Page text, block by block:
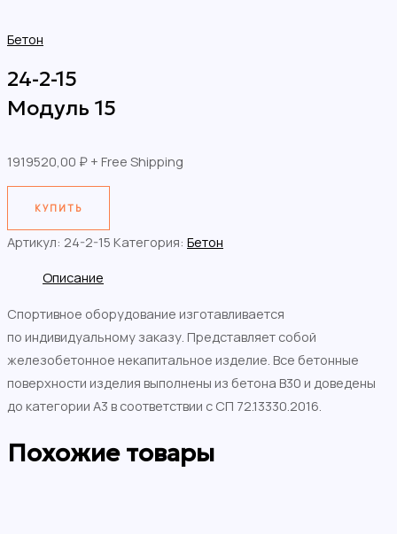
Бетон
24-2-15
Модуль 15
1919520,00 ₽ + Free Shipping
КУПИТЬ
Артикул: 24-2-15 Категория: Бетон
Описание
Спортивное оборудование изготавливается
по индивидуальному заказу. Представляет собой
железобетонное некапитальное изделие. Все бетонные
поверхности изделия выполнены из бетона В30 и доведены
до категории А3 в соответствии с СП 72.13330.2016.
Похожие товары